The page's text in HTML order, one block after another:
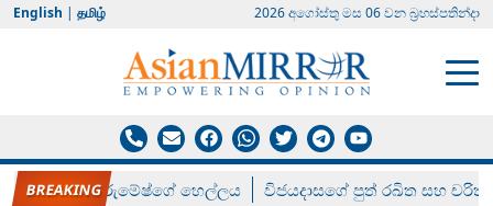
English | தமிழ் 2026 අගෝස්‍තු මස 06 වන බ්‍රහස්පතින්දා
රන් ගෙනා රුමේෂ්ගේ හෙල්ලය විජයදාසගේ පුත් රඛිත සහ චරිත්